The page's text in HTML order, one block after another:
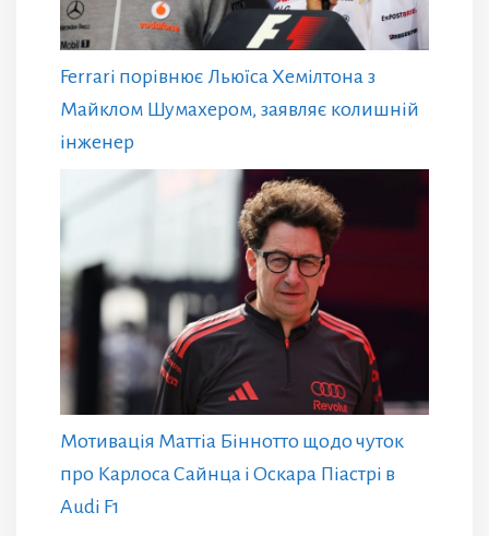
Ferrari порівнює Льюїса Хемілтона з
Майклом Шумахером, заявляє колишній
інженер
Мотивація Маттіа Біннотто щодо чуток
про Карлоса Сайнца і Оскара Піастрі в
Audi F1